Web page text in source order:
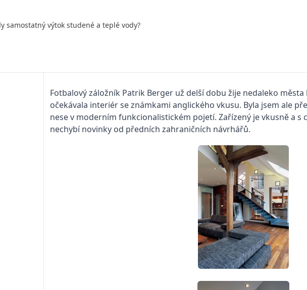
samostatný výtok studené a teplé vody?
Fotbalový záložník Patrik Berger už delší dobu žije nedaleko
očekávala interiér se známkami anglického vkusu. Byla jsem ale
nese v moderním funkcionalistickém pojetí. Zařízený je vkusně a
nechybí novinky od předních zahraničních návrhářů.